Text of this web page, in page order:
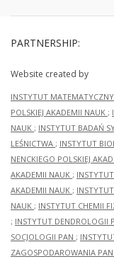
PARTNERSHIP:
Website created by
INSTYTUT
POLSKIEJ AKADEMII NAUK ;
NAUK ; INSTYTUT BADAŃ
LEŚNICTWA ; INSTYTUT
NENCKIEGO POLSKIEJ
AKADEMII NAUK ;
AKADEMII NAUK ;
NAUK ; INSTYTUT CHEMII
; INSTYTUT DENDROLOGII
SOCJOLOGII PAN ;
ZAGOSPODAROWANIA PAN